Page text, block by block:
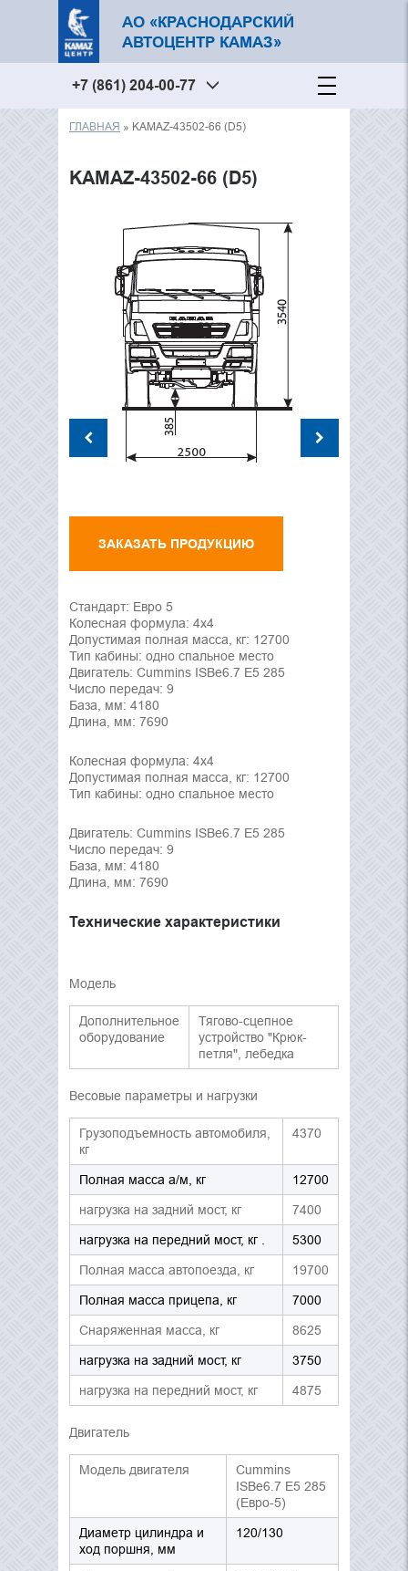
+7 (861) 204-00-77
АО «КРАСНОДАРСКИЙ
АВТОЦЕНТР КАМАЗ»
Вы здесь
ГЛАВНАЯ » KAMAZ-43502-66 (D5)
KAMAZ-43502-66 (D5)
ЗАКАЗАТЬ ПРОДУКЦИЮ
Стандарт: Евро 5
Колесная формула: 4х4
Допустимая полная масса, кг: 12700
Тип кабины: одно спальное место
Двигатель: Cummins ISBe6.7 E5 285
Число передач: 9
База, мм: 4180
Длина, мм: 7690
Колесная формула: 4x4
Допустимая полная масса, кг: 12700
Тип кабины: одно спальное место
Двигатель: Cummins ISBe6.7 E5 285
Число передач: 9
База, мм: 4180
Длина, мм: 7690
Технические характеристики
Модель
Дополнительное
оборудование
Тягово-сцепное
устройство "Крюк-
петля", лебедка
Весовые параметры и нагрузки
Грузоподъемность автомобиля,
кг
4370
Полная масса а/м, кг 12700
нагрузка на задний мост, кг 7400
нагрузка на передний мост, кг . 5300
Полная масса автопоезда, кг 19700
Полная масса прицепа, кг 7000
Снаряженная масса, кг 8625
нагрузка на задний мост, кг 3750
нагрузка на передний мост, кг 4875
Двигатель
Модель двигателя
Cummins
ISBe6.7 E5 285
(Евро-5)
Диаметр цилиндра и
ход поршня, мм
120/130